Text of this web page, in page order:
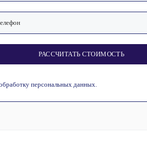
РАССЧИТАТЬ СТОИМОСТЬ
персональных данных.